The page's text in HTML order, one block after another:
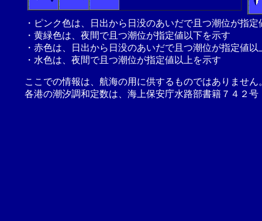
・ピンク色は、日出から日没のあいだで且つ潮位が指
・黄緑色は、夜間で且つ潮位が指定値以下を示す
・赤色は、日出から日没のあいだで且つ潮位が指定値以
・水色は、夜間で且つ潮位が指定値以上を示す
ここでの情報は、航海の用に供するものではありませ
各港の潮汐調和定数は、海上保安庁水路部書籍７４２